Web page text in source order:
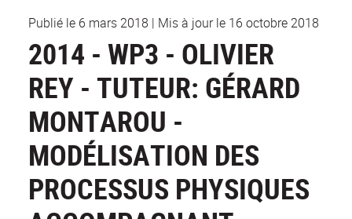
Publié le 6 mars 2018 | Mis à jour le 16 octobre 2018
2014 - WP3 - OLIVIER
REY - TUTEUR: GÉRARD
MONTAROU -
MODÉLISATION DES
PROCESSUS PHYSIQUES